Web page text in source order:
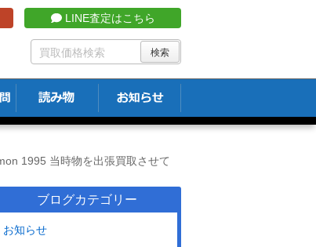
LINE査定はこちら
1995 当時物を出張買取させて
ブログカテゴリー
お知らせ